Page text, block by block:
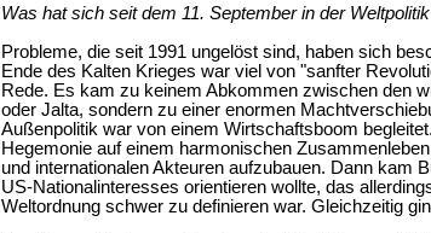
Was hat sich seit dem 11. September in der
Probleme, die seit 1991 ungelöst sind, haben sich
Ende des Kalten Krieges war viel von "sanfter
Rede. Es kam zu keinem Abkommen zwischen den
oder Jalta, sondern zu einer enormen
Außenpolitik war von einem Wirtschaftsboom
Hegemonie auf einem harmonischen
und internationalen Akteuren aufzubauen. Dann kam
US-Nationalinteresses orientieren wollte, das
Weltordnung schwer zu definieren war. Gleichzeitig